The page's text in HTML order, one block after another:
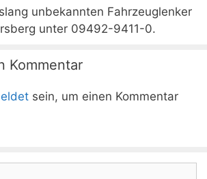
unbekannten Fahrzeuglenker
unter 09492-9411-0.
Kommentar
sein, um einen Kommentar